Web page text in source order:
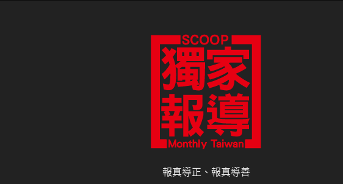
報真導正、報真導善